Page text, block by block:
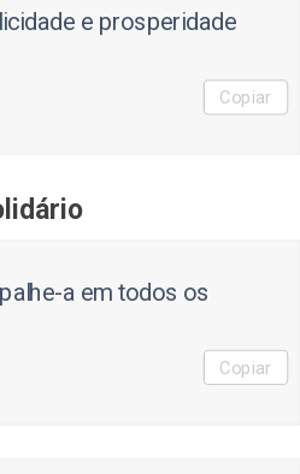
e prosperidade
Copiar
a em todos os
Copiar